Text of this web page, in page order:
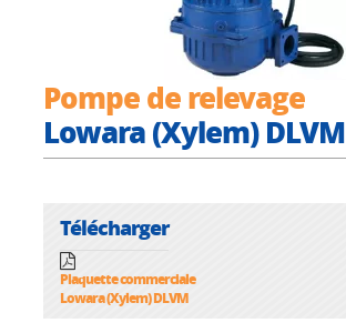
Pompe de relevage
Lowara (Xylem) DLVM
Télécharger
Plaquette commerciale
Lowara (Xylem) DLVM